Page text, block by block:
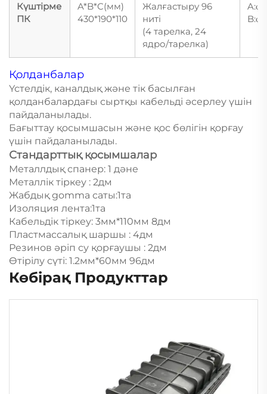
Күштірме
ПК
A*B*C(мм)
430*190*110
Жалғастыру 96
ниті
(4 тарелка, 24
ядро/тарелка)
Қолданбалар
Үстелдік, каналдық және тік басылған
қолданбалардағы сыртқы кабельді әсерлеу үшін
пайдаланылады.
Бағыттау қосымшасын және қос бөлігін қорғау
үшін пайдаланылады.
Стандарттық қосымшалар
Металлдық спанер: 1 дәне
Металлік тіркеу : 2дм
Жабдық gomma саты:1та
Изоляция лента:1та
Кабельдік тіркеу: 3мм*110мм 8дм
Пластмассалық шаршы : 4дм
Резинов әріп су қорғаушы : 2дм
Өтірілу сүті: 1.2мм*60мм 96дм
Көбірақ Продукттар